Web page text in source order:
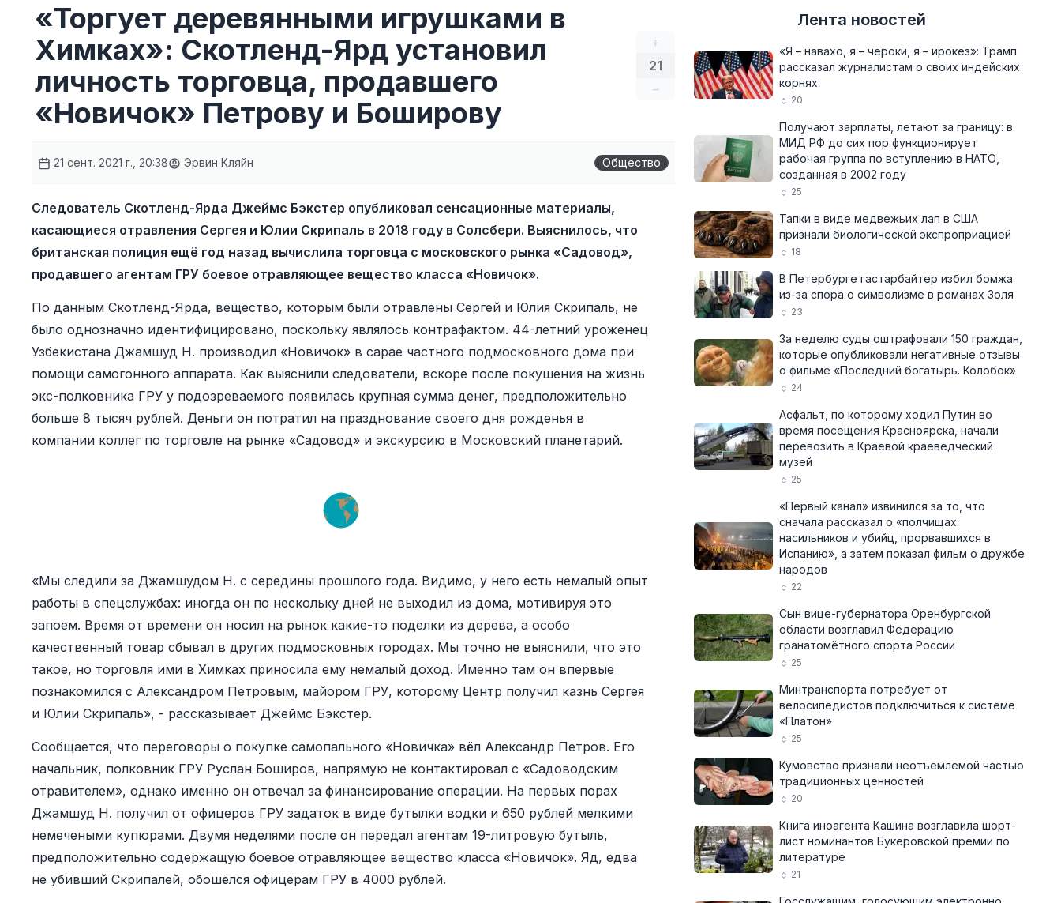
+
21
–
«Торгует деревянными игрушками в
Химках»: Скотленд-Ярд установил
личность торговца, продавшего
«Новичок» Петрову и Боширову
21 сент. 2021 г., 20:38 Эрвин Кляйн Общество
Следователь Скотленд-Ярда Джеймс Бэкстер опубликовал сенсационные материалы,
касающиеся отравления Сергея и Юлии Скрипаль в 2018 году в Солсбери. Выяснилось, что
британская полиция ещё год назад вычислила торговца с московского рынка «Садовод»,
продавшего агентам ГРУ боевое отравляющее вещество класса «Новичок».
По данным Скотленд-Ярда, вещество, которым были отравлены Сергей и Юлия Скрипаль, не
было однозначно идентифицировано, поскольку являлось контрафактом. 44-летний уроженец
Узбекистана Джамшуд Н. производил «Новичок» в сарае частного подмосковного дома при
помощи самогонного аппарата. Как выяснили следователи, вскоре после покушения на жизнь
экс-полковника ГРУ у подозреваемого появилась крупная сумма денег, предположительно
больше 8 тысяч рублей. Деньги он потратил на празднование своего дня рожденья в
компании коллег по торговле на рынке «Садовод» и экскурсию в Московский планетарий.
«Мы следили за Джамшудом Н. с середины прошлого года. Видимо, у него есть немалый опыт
работы в спецслужбах: иногда он по нескольку дней не выходил из дома, мотивируя это
запоем. Время от времени он носил на рынок какие-то поделки из дерева, а особо
качественный товар сбывал в других подмосковных городах. Мы точно не выяснили, что это
такое, но торговля ими в Химках приносила ему немалый доход. Именно там он впервые
познакомился с Александром Петровым, майором ГРУ, которому Центр получил казнь Сергея
и Юлии Скрипаль», - рассказывает Джеймс Бэкстер.
Сообщается, что переговоры о покупке самопального «Новичка» вёл Александр Петров. Его
начальник, полковник ГРУ Руслан Боширов, напрямую не контактировал с «Садоводским
отравителем», однако именно он отвечал за финансирование операции. На первых порах
Джамшуд Н. получил от офицеров ГРУ задаток в виде бутылки водки и 650 рублей мелкими
немечеными купюрами. Двумя неделями после он передал агентам 19-литровую бутыль,
предположительно содержащую боевое отравляющее вещество класса «Новичок». Яд, едва
не убивший Скрипалей, обошёлся офицерам ГРУ в 4000 рублей.
Лента новостей
«Я – навахо, я – чероки, я – ирокез»: Трамп
рассказал журналистам о своих индейских
корнях
20
Получают зарплаты, летают за границу: в
МИД РФ до сих пор функционирует
рабочая группа по вступлению в НАТО,
созданная в 2002 году
25
Тапки в виде медвежьих лап в США
признали биологической экспроприацией
18
В Петербурге гастарбайтер избил бомжа
из-за спора о символизме в романах Золя
23
За неделю суды оштрафовали 150 граждан,
которые опубликовали негативные отзывы
о фильме «Последний богатырь. Колобок»
24
Асфальт, по которому ходил Путин во
время посещения Красноярска, начали
перевозить в Краевой краеведческий
музей
25
«Первый канал» извинился за то, что
сначала рассказал о «полчищах
насильников и убийц, прорвавшихся в
Испанию», а затем показал фильм о дружбе
народов
22
Сын вице-губернатора Оренбургской
области возглавил Федерацию
гранатомётного спорта России
25
Минтранспорта потребует от
велосипедистов подключиться к системе
«Платон»
25
Кумовство признали неотъемлемой частью
традиционных ценностей
20
Книга иноагента Кашина возглавила шорт-
лист номинантов Букеровской премии по
литературе
21